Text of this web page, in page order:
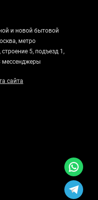
и новой бытовой
метро
5, подъезд 1,
мессенджеры
сайта